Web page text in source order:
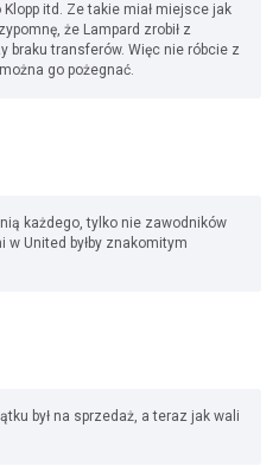
itd. Ze takie miał miejsce jak
że Lampard zrobił z
braku transferów. Więc nie róbcie z
go pożegnać.
każdego, tylko nie zawodników
United byłby znakomitym
był na sprzedaż, a teraz jak wali